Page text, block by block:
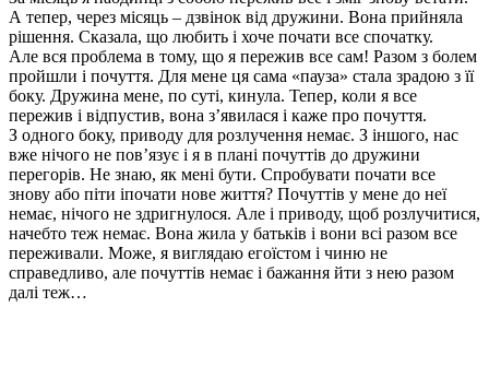
А тепер, через місяць – дзвінок від дружини. Вона прийняла
рішення. Сказала, що любить і хоче почати все спочатку.
Але вся проблема в тому, що я пережив все сам! Разом з болем
пройшли і почуття. Для мене ця сама «пауза» стала зрадою з її
боку. Дружина мене, по суті, кинула. Тепер, коли я все
пережив і відпустив, вона з’явилася і каже про почуття.
З одного боку, приводу для розлучення немає. З іншого, нас
вже нічого не пов’язує і я в плані почуттів до дружини
перегорів. Не знаю, як мені бути. Спробувати почати все
знову або піти іпочати нове життя? Почуттів у мене до неї
немає, нічого не здригнулося. Але і приводу, щоб розлучитися,
начебто теж немає. Вона жила у батьків і вони всі разом все
переживали. Може, я виглядаю егоїстом і чиню не
справедливо, але почуттів немає і бажання йти з нею разом
далі теж…